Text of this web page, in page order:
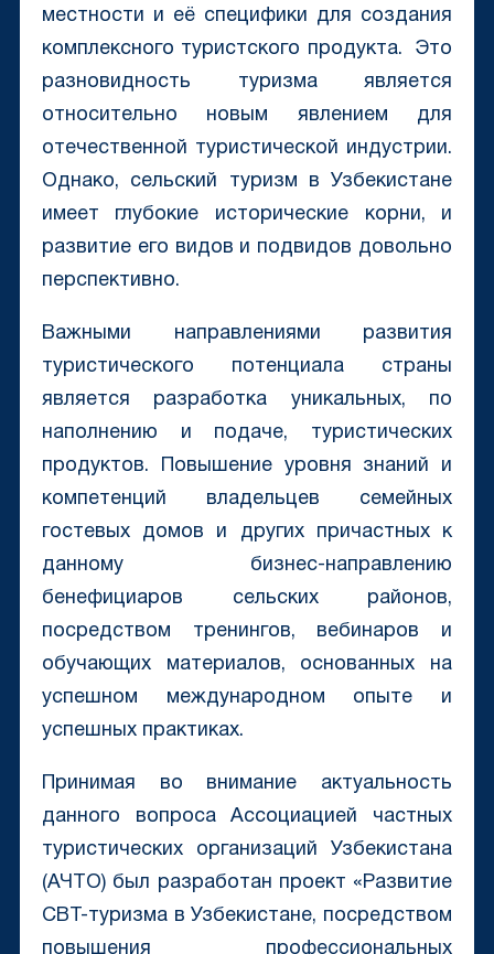
местности и её специфики для создания
комплексного туристского продукта. Это
разновидность туризма является
относительно новым явлением для
отечественной туристической индустрии.
Однако, сельский туризм в Узбекистане
имеет глубокие исторические корни, и
развитие его видов и подвидов довольно
перспективно.
Важными направлениями развития
туристического потенциала страны
является разработка уникальных, по
наполнению и подаче, туристических
продуктов. Повышение уровня знаний и
компетенций владельцев семейных
гостевых домов и других причастных к
данному бизнес-направлению
бенефициаров сельских районов,
посредством тренингов, вебинаров и
обучающих материалов, основанных на
успешном международном опыте и
успешных практиках.
Принимая во внимание актуальность
данного вопроса Ассоциацией частных
туристических организаций Узбекистана
(АЧТО) был разработан проект «Развитие
CBT-туризма в Узбекистане, посредством
повышения профессиональных